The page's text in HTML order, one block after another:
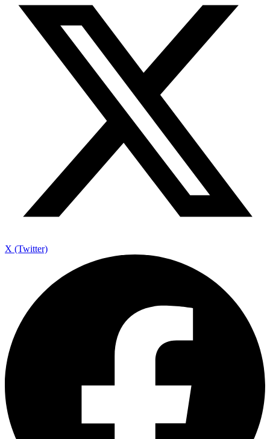
X (Twitter)